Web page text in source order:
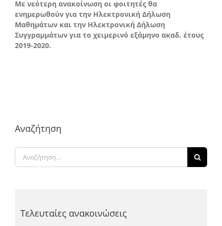
Με νεότερη ανακοίνωση οι φοιτητές θα
ενημερωθούν για την Ηλεκτρονική Δήλωση
Μαθημάτων και την Ηλεκτρονική Δήλωση
Συγγραμμάτων για το χειμερινό εξάμηνο ακαδ. έτους
2019-2020.
Αναζήτηση
Αναζήτηση
για:
Τελευταίες ανακοινώσεις